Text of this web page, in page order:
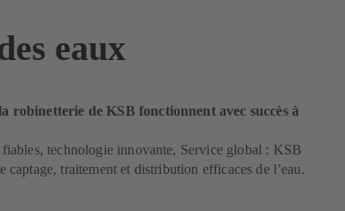
eaux
robinetterie de KSB fonctionnent avec succès à
fiables, technologie innovante, Service global : KSB
captage, traitement et distribution efficaces de l’eau.